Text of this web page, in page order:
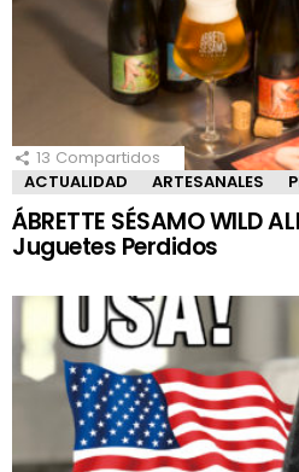
13 Compartidos
ACTUALIDAD
ARTESANALES
ÁBRETTE SÉSAMO WILD
Juguetes Perdidos